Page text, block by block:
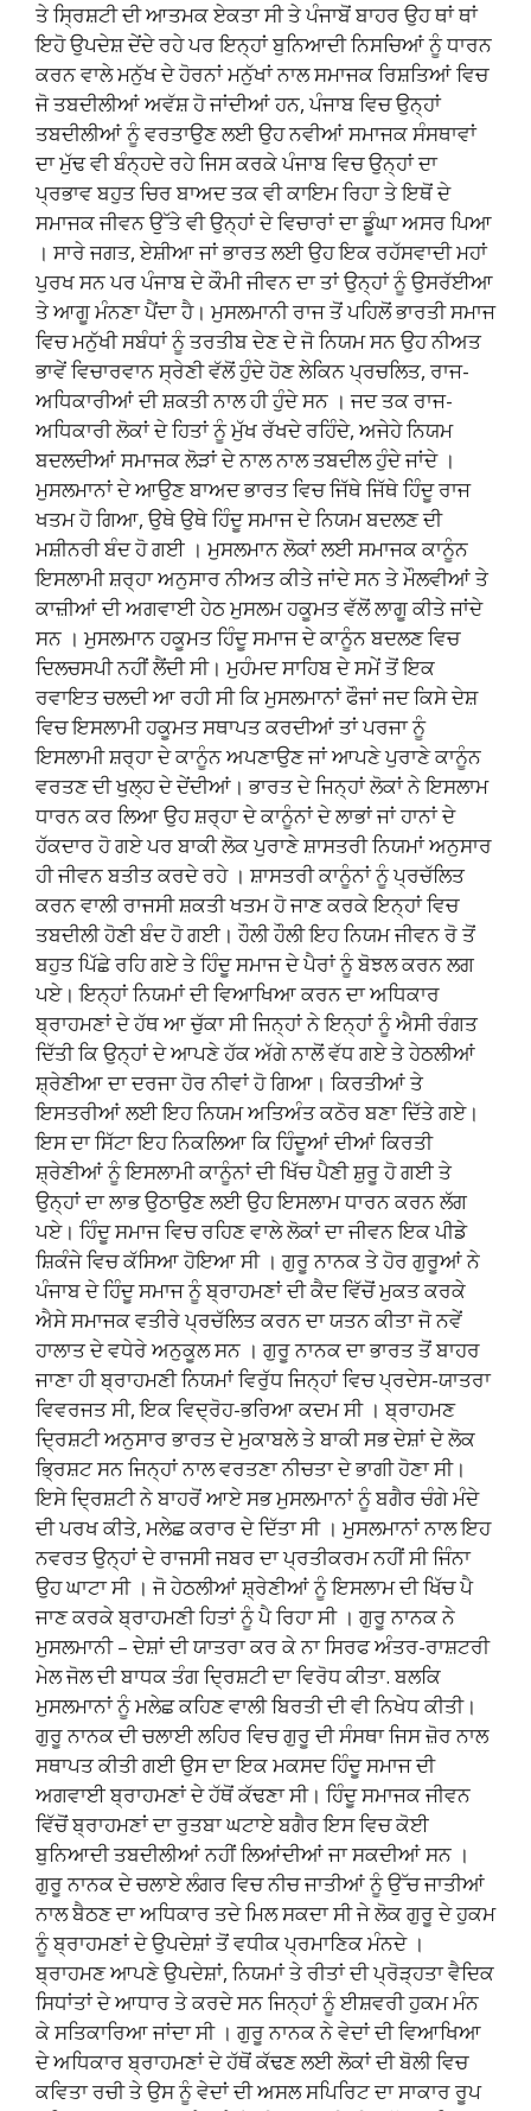
ਤੇ ਸ੍ਰਿਸ਼ਟੀ ਦੀ ਆਤਮਕ ਏਕਤਾ ਸੀ ਤੇ ਪੰਜਾਬੋਂ ਬਾਹਰ ਉਹ ਥਾਂ ਥਾਂ
ਇਹੋ ਉਪਦੇਸ਼ ਦੇਂਦੇ ਰਹੇ ਪਰ ਇਨ੍ਹਾਂ ਬੁਨਿਆਦੀ ਨਿਸਚਿਆਂ ਨੂੰ ਧਾਰਨ
ਕਰਨ ਵਾਲੇ ਮਨੁੱਖ ਦੇ ਹੋਰਨਾਂ ਮਨੁੱਖਾਂ ਨਾਲ ਸਮਾਜਕ ਰਿਸ਼ਤਿਆਂ ਵਿਚ
ਜੋ ਤਬਦੀਲੀਆਂ ਅਵੱਸ਼ ਹੋ ਜਾਂਦੀਆਂ ਹਨ, ਪੰਜਾਬ ਵਿਚ ਉਨ੍ਹਾਂ
ਤਬਦੀਲੀਆਂ ਨੂੰ ਵਰਤਾਉਣ ਲਈ ਉਹ ਨਵੀਆਂ ਸਮਾਜਕ ਸੰਸਥਾਵਾਂ
ਦਾ ਮੁੱਢ ਵੀ ਬੰਨ੍ਹਦੇ ਰਹੇ ਜਿਸ ਕਰਕੇ ਪੰਜਾਬ ਵਿਚ ਉਨ੍ਹਾਂ ਦਾ
ਪ੍ਰਭਾਵ ਬਹੁਤ ਚਿਰ ਬਾਅਦ ਤਕ ਵੀ ਕਾਇਮ ਰਿਹਾ ਤੇ ਇਥੋਂ ਦੇ
ਸਮਾਜਕ ਜੀਵਨ ਉੱਤੇ ਵੀ ਉਨ੍ਹਾਂ ਦੇ ਵਿਚਾਰਾਂ ਦਾ ਡੂੰਘਾ ਅਸਰ ਪਿਆ
। ਸਾਰੇ ਜਗਤ, ਏਸ਼ੀਆ ਜਾਂ ਭਾਰਤ ਲਈ ਉਹ ਇਕ ਰਹੱਸਵਾਦੀ ਮਹਾਂ
ਪੁਰਖ ਸਨ ਪਰ ਪੰਜਾਬ ਦੇ ਕੌਮੀ ਜੀਵਨ ਦਾ ਤਾਂ ਉਨ੍ਹਾਂ ਨੂੰ ਉਸਰੱਈਆ
ਤੇ ਆਗੂ ਮੰਨਣਾ ਪੈਂਦਾ ਹੈ। ਮੁਸਲਮਾਨੀ ਰਾਜ ਤੋਂ ਪਹਿਲੋਂ ਭਾਰਤੀ ਸਮਾਜ
ਵਿਚ ਮਨੁੱਖੀ ਸਬੰਧਾਂ ਨੂੰ ਤਰਤੀਬ ਦੇਣ ਦੇ ਜੋ ਨਿਯਮ ਸਨ ਉਹ ਨੀਅਤ
ਭਾਵੇਂ ਵਿਚਾਰਵਾਨ ਸ੍ਰੇਣੀ ਵੱਲੋਂ ਹੁੰਦੇ ਹੋਣ ਲੇਕਿਨ ਪ੍ਰਚਲਿਤ, ਰਾਜ-
ਅਧਿਕਾਰੀਆਂ ਦੀ ਸ਼ਕਤੀ ਨਾਲ ਹੀ ਹੁੰਦੇ ਸਨ । ਜਦ ਤਕ ਰਾਜ-
ਅਧਿਕਾਰੀ ਲੋਕਾਂ ਦੇ ਹਿਤਾਂ ਨੂੰ ਮੁੱਖ ਰੱਖਦੇ ਰਹਿੰਦੇ, ਅਜੇਹੇ ਨਿਯਮ
ਬਦਲਦੀਆਂ ਸਮਾਜਕ ਲੋੜਾਂ ਦੇ ਨਾਲ ਨਾਲ ਤਬਦੀਲ ਹੁੰਦੇ ਜਾਂਦੇ ।
ਮੁਸਲਮਾਨਾਂ ਦੇ ਆਉਣ ਬਾਅਦ ਭਾਰਤ ਵਿਚ ਜਿੱਥੇ ਜਿੱਥੇ ਹਿੰਦੂ ਰਾਜ
ਖਤਮ ਹੋ ਗਿਆ, ਉਥੇ ਉਥੇ ਹਿੰਦੂ ਸਮਾਜ ਦੇ ਨਿਯਮ ਬਦਲਣ ਦੀ
ਮਸ਼ੀਨਰੀ ਬੰਦ ਹੋ ਗਈ । ਮੁਸਲਮਾਨ ਲੋਕਾਂ ਲਈ ਸਮਾਜਕ ਕਾਨੂੰਨ
ਇਸਲਾਮੀ ਸ਼ਰ੍ਹਾ ਅਨੁਸਾਰ ਨੀਅਤ ਕੀਤੇ ਜਾਂਦੇ ਸਨ ਤੇ ਮੌਲਵੀਆਂ ਤੇ
ਕਾਜ਼ੀਆਂ ਦੀ ਅਗਵਾਈ ਹੇਠ ਮੁਸਲਮ ਹਕੂਮਤ ਵੱਲੋਂ ਲਾਗੂ ਕੀਤੇ ਜਾਂਦੇ
ਸਨ । ਮੁਸਲਮਾਨ ਹਕੂਮਤ ਹਿੰਦੂ ਸਮਾਜ ਦੇ ਕਾਨੂੰਨ ਬਦਲਣ ਵਿਚ
ਦਿਲਚਸਪੀ ਨਹੀਂ ਲੈਂਦੀ ਸੀ। ਮੁਹੰਮਦ ਸਾਹਿਬ ਦੇ ਸਮੇਂ ਤੋਂ ਇਕ
ਰਵਾਇਤ ਚਲਦੀ ਆ ਰਹੀ ਸੀ ਕਿ ਮੁਸਲਮਾਨਾਂ ਫੌਜਾਂ ਜਦ ਕਿਸੇ ਦੇਸ਼
ਵਿਚ ਇਸਲਾਮੀ ਹਕੂਮਤ ਸਥਾਪਤ ਕਰਦੀਆਂ ਤਾਂ ਪਰਜਾ ਨੂੰ
ਇਸਲਾਮੀ ਸ਼ਰ੍ਹਾ ਦੇ ਕਾਨੂੰਨ ਅਪਣਾਉਣ ਜਾਂ ਆਪਣੇ ਪੁਰਾਣੇ ਕਾਨੂੰਨ
ਵਰਤਣ ਦੀ ਖੁਲ੍ਹ ਦੇ ਦੇਂਦੀਆਂ। ਭਾਰਤ ਦੇ ਜਿਨ੍ਹਾਂ ਲੋਕਾਂ ਨੇ ਇਸਲਾਮ
ਧਾਰਨ ਕਰ ਲਿਆ ਉਹ ਸ਼ਰ੍ਹਾ ਦੇ ਕਾਨੂੰਨਾਂ ਦੇ ਲਾਭਾਂ ਜਾਂ ਹਾਨਾਂ ਦੇ
ਹੱਕਦਾਰ ਹੋ ਗਏ ਪਰ ਬਾਕੀ ਲੋਕ ਪੁਰਾਣੇ ਸ਼ਾਸਤਰੀ ਨਿਯਮਾਂ ਅਨੁਸਾਰ
ਹੀ ਜੀਵਨ ਬਤੀਤ ਕਰਦੇ ਰਹੇ । ਸ਼ਾਸਤਰੀ ਕਾਨੂੰਨਾਂ ਨੂੰ ਪ੍ਰਚੱਲਿਤ
ਕਰਨ ਵਾਲੀ ਰਾਜਸੀ ਸ਼ਕਤੀ ਖਤਮ ਹੋ ਜਾਣ ਕਰਕੇ ਇਨ੍ਹਾਂ ਵਿਚ
ਤਬਦੀਲੀ ਹੋਣੀ ਬੰਦ ਹੋ ਗਈ। ਹੌਲੀ ਹੌਲੀ ਇਹ ਨਿਯਮ ਜੀਵਨ ਰੋ ਤੋਂ
ਬਹੁਤ ਪਿੱਛੇ ਰਹਿ ਗਏ ਤੇ ਹਿੰਦੂ ਸਮਾਜ ਦੇ ਪੈਰਾਂ ਨੂੰ ਬੋਝਲ ਕਰਨ ਲਗ
ਪਏ। ਇਨ੍ਹਾਂ ਨਿਯਮਾਂ ਦੀ ਵਿਆਖਿਆ ਕਰਨ ਦਾ ਅਧਿਕਾਰ
ਬ੍ਰਾਹਮਣਾਂ ਦੇ ਹੱਥ ਆ ਚੁੱਕਾ ਸੀ ਜਿਨ੍ਹਾਂ ਨੇ ਇਨ੍ਹਾਂ ਨੂੰ ਐਸੀ ਰੰਗਤ
ਦਿੱਤੀ ਕਿ ਉਨ੍ਹਾਂ ਦੇ ਆਪਣੇ ਹੱਕ ਅੱਗੇ ਨਾਲੋਂ ਵੱਧ ਗਏ ਤੇ ਹੇਠਲੀਆਂ
ਸ਼੍ਰੇਣੀਆ ਦਾ ਦਰਜਾ ਹੋਰ ਨੀਵਾਂ ਹੋ ਗਿਆ। ਕਿਰਤੀਆਂ ਤੇ
ਇਸਤਰੀਆਂ ਲਈ ਇਹ ਨਿਯਮ ਅਤਿਅੰਤ ਕਠੋਰ ਬਣਾ ਦਿੱਤੇ ਗਏ।
ਇਸ ਦਾ ਸਿੱਟਾ ਇਹ ਨਿਕਲਿਆ ਕਿ ਹਿੰਦੂਆਂ ਦੀਆਂ ਕਿਰਤੀ
ਸ਼੍ਰੇਣੀਆਂ ਨੂੰ ਇਸਲਾਮੀ ਕਾਨੂੰਨਾਂ ਦੀ ਖਿੱਚ ਪੈਣੀ ਸ਼ੁਰੂ ਹੋ ਗਈ ਤੇ
ਉਨ੍ਹਾਂ ਦਾ ਲਾਭ ਉਠਾਉਣ ਲਈ ਉਹ ਇਸਲਾਮ ਧਾਰਨ ਕਰਨ ਲੱਗ
ਪਏ। ਹਿੰਦੂ ਸਮਾਜ ਵਿਚ ਰਹਿਣ ਵਾਲੇ ਲੋਕਾਂ ਦਾ ਜੀਵਨ ਇਕ ਪੀਡੇ
ਸ਼ਿਕੰਜੇ ਵਿਚ ਕੱਸਿਆ ਹੋਇਆ ਸੀ । ਗੁਰੂ ਨਾਨਕ ਤੇ ਹੋਰ ਗੁਰੂਆਂ ਨੇ
ਪੰਜਾਬ ਦੇ ਹਿੰਦੂ ਸਮਾਜ ਨੂੰ ਬ੍ਰਾਹਮਣਾਂ ਦੀ ਕੈਦ ਵਿੱਚੋਂ ਮੁਕਤ ਕਰਕੇ
ਐਸੇ ਸਮਾਜਕ ਵਤੀਰੇ ਪ੍ਰਚੱਲਿਤ ਕਰਨ ਦਾ ਯਤਨ ਕੀਤਾ ਜੋ ਨਵੇਂ
ਹਾਲਾਤ ਦੇ ਵਧੇਰੇ ਅਨੁਕੂਲ ਸਨ । ਗੁਰੂ ਨਾਨਕ ਦਾ ਭਾਰਤ ਤੋਂ ਬਾਹਰ
ਜਾਣਾ ਹੀ ਬ੍ਰਾਹਮਣੀ ਨਿਯਮਾਂ ਵਿਰੁੱਧ ਜਿਨ੍ਹਾਂ ਵਿਚ ਪ੍ਰਦੇਸ-ਯਾਤਰਾ
ਵਿਵਰਜਤ ਸੀ, ਇਕ ਵਿਦ੍ਰੋਹ-ਭਰਿਆ ਕਦਮ ਸੀ । ਬ੍ਰਾਹਮਣ
ਦ੍ਰਿਸ਼ਟੀ ਅਨੁਸਾਰ ਭਾਰਤ ਦੇ ਮੁਕਾਬਲੇ ਤੇ ਬਾਕੀ ਸਭ ਦੇਸ਼ਾਂ ਦੇ ਲੋਕ
ਭ੍ਰਿਸ਼ਟ ਸਨ ਜਿਨ੍ਹਾਂ ਨਾਲ ਵਰਤਣਾ ਨੀਚਤਾ ਦੇ ਭਾਗੀ ਹੋਣਾ ਸੀ।
ਇਸੇ ਦ੍ਰਿਸ਼ਟੀ ਨੇ ਬਾਹਰੋਂ ਆਏ ਸਭ ਮੁਸਲਮਾਨਾਂ ਨੂੰ ਬਗੈਰ ਚੰਗੇ ਮੰਦੇ
ਦੀ ਪਰਖ ਕੀਤੇ, ਮਲੇਛ ਕਰਾਰ ਦੇ ਦਿੱਤਾ ਸੀ । ਮੁਸਲਮਾਨਾਂ ਨਾਲ ਇਹ
ਨਵਰਤ ਉਨ੍ਹਾਂ ਦੇ ਰਾਜਸੀ ਜਬਰ ਦਾ ਪ੍ਰਤੀਕਰਮ ਨਹੀਂ ਸੀ ਜਿੰਨਾ
ਉਹ ਘਾਟਾ ਸੀ । ਜੋ ਹੇਠਲੀਆਂ ਸ਼੍ਰੇਣੀਆਂ ਨੂੰ ਇਸਲਾਮ ਦੀ ਖਿੱਚ ਪੈ
ਜਾਣ ਕਰਕੇ ਬ੍ਰਾਹਮਣੀ ਹਿਤਾਂ ਨੂੰ ਪੈ ਰਿਹਾ ਸੀ । ਗੁਰੂ ਨਾਨਕ ਨੇ
ਮੁਸਲਮਾਨੀ – ਦੇਸ਼ਾਂ ਦੀ ਯਾਤਰਾ ਕਰ ਕੇ ਨਾ ਸਿਰਫ ਅੰਤਰ-ਰਾਸ਼ਟਰੀ
ਮੇਲ ਜੋਲ ਦੀ ਬਾਧਕ ਤੰਗ ਦ੍ਰਿਸ਼ਟੀ ਦਾ ਵਿਰੋਧ ਕੀਤਾ. ਬਲਕਿ
ਮੁਸਲਮਾਨਾਂ ਨੂੰ ਮਲੇਛ ਕਹਿਣ ਵਾਲੀ ਬਿਰਤੀ ਦੀ ਵੀ ਨਿਖੇਧ ਕੀਤੀ।
ਗੁਰੂ ਨਾਨਕ ਦੀ ਚਲਾਈ ਲਹਿਰ ਵਿਚ ਗੁਰੂ ਦੀ ਸੰਸਥਾ ਜਿਸ ਜ਼ੋਰ ਨਾਲ
ਸਥਾਪਤ ਕੀਤੀ ਗਈ ਉਸ ਦਾ ਇਕ ਮਕਸਦ ਹਿੰਦੂ ਸਮਾਜ ਦੀ
ਅਗਵਾਈ ਬ੍ਰਾਹਮਣਾਂ ਦੇ ਹੱਥੋਂ ਕੱਢਣਾ ਸੀ। ਹਿੰਦੂ ਸਮਾਜਕ ਜੀਵਨ
ਵਿੱਚੋਂ ਬ੍ਰਾਹਮਣਾਂ ਦਾ ਰੁਤਬਾ ਘਟਾਏ ਬਗੈਰ ਇਸ ਵਿਚ ਕੋਈ
ਬੁਨਿਆਦੀ ਤਬਦੀਲੀਆਂ ਨਹੀਂ ਲਿਆਂਦੀਆਂ ਜਾ ਸਕਦੀਆਂ ਸਨ ।
ਗੁਰੂ ਨਾਨਕ ਦੇ ਚਲਾਏ ਲੰਗਰ ਵਿਚ ਨੀਚ ਜਾਤੀਆਂ ਨੂੰ ਉੱਚ ਜਾਤੀਆਂ
ਨਾਲ ਬੈਠਣ ਦਾ ਅਧਿਕਾਰ ਤਦੇ ਮਿਲ ਸਕਦਾ ਸੀ ਜੇ ਲੋਕ ਗੁਰੂ ਦੇ ਹੁਕਮ
ਨੂੰ ਬ੍ਰਾਹਮਣਾਂ ਦੇ ਉਪਦੇਸ਼ਾਂ ਤੋਂ ਵਧੀਕ ਪ੍ਰਮਾਣਿਕ ਮੰਨਦੇ ।
ਬ੍ਰਾਹਮਣ ਆਪਣੇ ਉਪਦੇਸ਼ਾਂ, ਨਿਯਮਾਂ ਤੇ ਰੀਤਾਂ ਦੀ ਪ੍ਰੋੜ੍ਹਤਾ ਵੈਦਿਕ
ਸਿਧਾਂਤਾਂ ਦੇ ਆਧਾਰ ਤੇ ਕਰਦੇ ਸਨ ਜਿਨ੍ਹਾਂ ਨੂੰ ਈਸ਼ਵਰੀ ਹੁਕਮ ਮੰਨ
ਕੇ ਸਤਿਕਾਰਿਆ ਜਾਂਦਾ ਸੀ । ਗੁਰੂ ਨਾਨਕ ਨੇ ਵੇਦਾਂ ਦੀ ਵਿਆਖਿਆ
ਦੇ ਅਧਿਕਾਰ ਬ੍ਰਾਹਮਣਾਂ ਦੇ ਹੱਥੋਂ ਕੱਢਣ ਲਈ ਲੋਕਾਂ ਦੀ ਬੋਲੀ ਵਿਚ
ਕਵਿਤਾ ਰਚੀ ਤੇ ਉਸ ਨੂੰ ਵੇਦਾਂ ਦੀ ਅਸਲ ਸਪਿਰਿਟ ਦਾ ਸਾਕਾਰ ਰੂਪ